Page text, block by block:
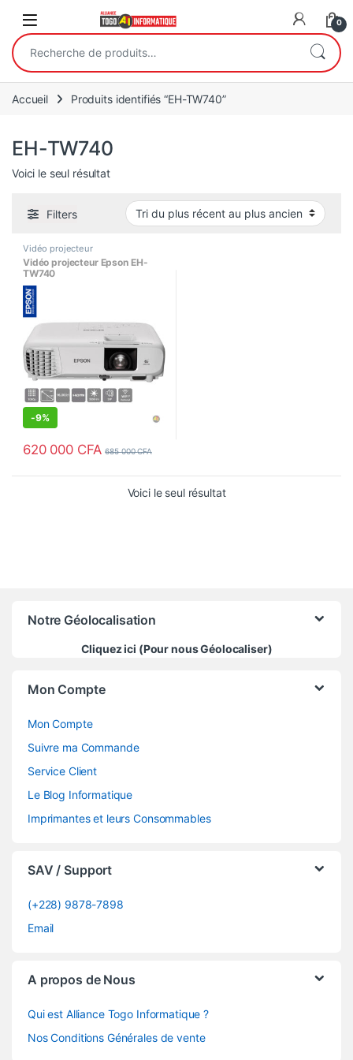
Open 0
Recherche pour :
Accueil Produits identifiés “EH-TW740”
EH-TW740
Voici le seul résultat
Filters
Vidéo projecteur
Vidéo projecteur Epson EH-
TW740
-9%
620 000 CFA 685 000CFA
Voici le seul résultat
Notre Géolocalisation
Cliquez ici (Pour nous Géolocaliser)
Mon Compte
Mon Compte
Suivre ma Commande
Service Client
Le Blog Informatique
Imprimantes et leurs Consommables
SAV / Support
(+228) 9878-7898
Email
A propos de Nous
Qui est Alliance Togo Informatique ?
Nos Conditions Générales de vente